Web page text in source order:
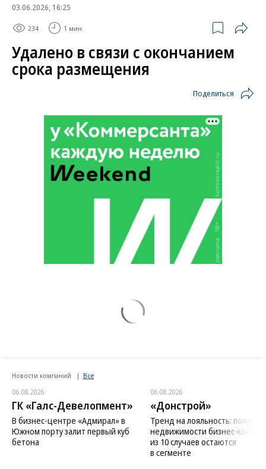
03.06.2026, 16:25
234 1 мин.
Удалено в связи с окончанием
срока размещения
Поделиться
Новости компаний Все
06.08.2026
ГК «Галс-Девелопмент»
В бизнес-центре «Адмирал» в
Южном порту залит первый куб
бетона
06.08.2026
«Донстрой»
Тренд на лояльность:
недвижимости бизнес-класса
из 10 случаев остаются
в сегменте